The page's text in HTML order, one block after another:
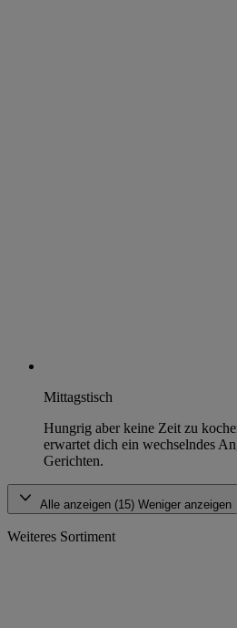
Mittagstisch
Hungrig aber keine Zeit zu
erwartet dich ein wechselndes
Gerichten.
Alle anzeigen (15) Weniger anzeigen
Weiteres Sortiment